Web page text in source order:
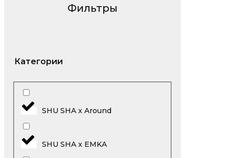
Фильтры
Категории
SHU SHA x Around
SHU SHA x EMKA